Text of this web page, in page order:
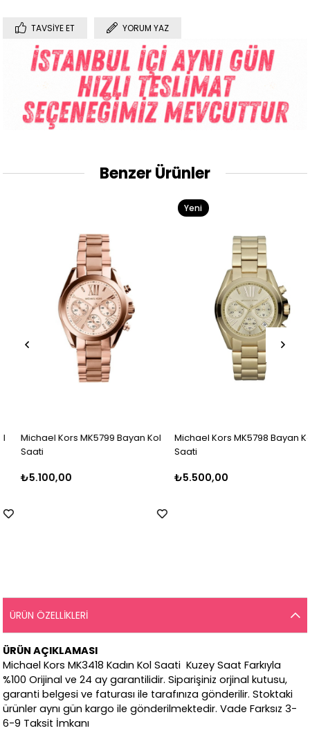
TAVSIYE ET YORUM YAZ
Benzer Ürünler
Michael Kors MK5799 Bayan Kol
Saati
₺5.100,00
Michael Kors MK5798 Bayan Kol
Saati
₺5.500,00
Yeni
ÜRÜN ÖZELLIKLERI
ÜRÜN AÇIKLAMASI
Michael Kors MK3418 Kadın Kol Saati Kuzey Saat Farkıyla
%100 Orijinal ve 24 ay garantilidir. Siparişiniz orjinal kutusu,
garanti belgesi ve faturası ile tarafınıza gönderilir. Stoktaki
ürünler aynı gün kargo ile gönderilmektedir. Vade Farksız 3-
6-9 Taksit İmkanı